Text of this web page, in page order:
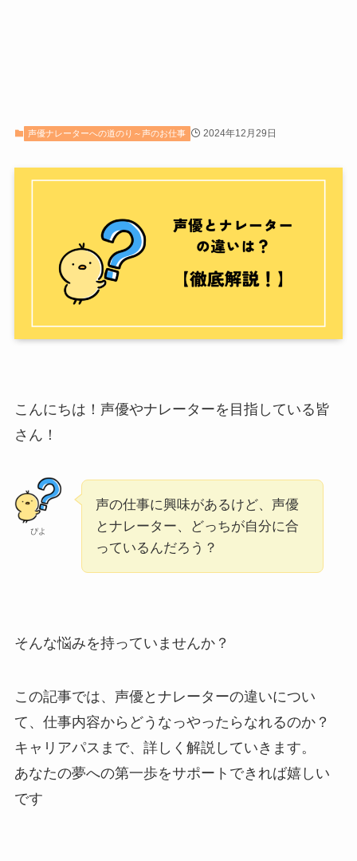
声優ナレーターへの道のり～声のお仕事 2024年12月29日
こんにちは！声優やナレーターを目指している皆
さん！
ぴよ
声の仕事に興味があるけど、声優
とナレーター、どっちが自分に合
っているんだろう？
そんな悩みを持っていませんか？
この記事では、声優とナレーターの違いについ
て、仕事内容からどうなっやったらなれるのか？
キャリアパスまで、詳しく解説していきます。
あなたの夢への第一歩をサポートできれば嬉しい
です